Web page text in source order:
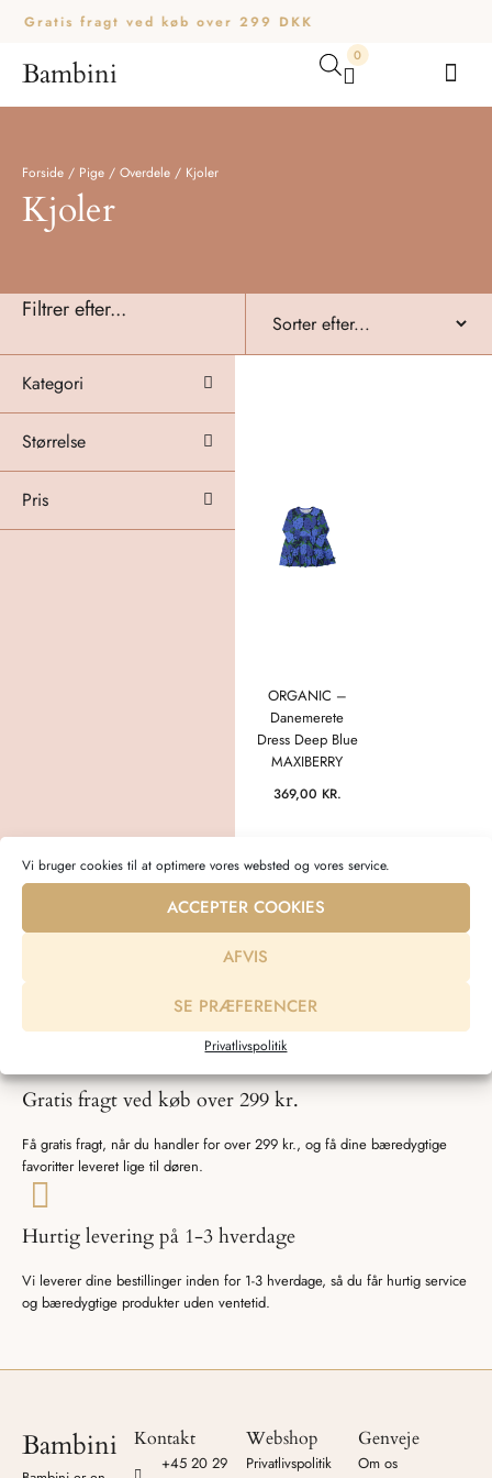
Vi bruger cookies til at optimere vores websted og vores service.
ACCEPTER COOKIES
AFVIS
SE PRÆFERENCER
Privatlivspolitik
Gratis fragt ved køb over 299 DKK
Bambini
0
Din kurv er tom.
0,00kr. inkl. moms
Forside / Pige / Overdele / Kjoler
Kjoler
Filtrer efter...
Kategori
Størrelse
Pris
ORGANIC –
Danemerete
Dress Deep Blue
MAXIBERRY
369,00 KR.
Bæredygtigt babytøj i topkvalitet
Bambini tilbyder miljøvenligt babytøj af højeste kvalitet, produceret med
respekt for både natur og mennesker.
Gratis fragt ved køb over 299 kr.
Få gratis fragt, når du handler for over 299 kr., og få dine bæredygtige
favoritter leveret lige til døren.
Hurtig levering på 1-3 hverdage
Vi leverer dine bestillinger inden for 1-3 hverdage, så du får hurtig service
og bæredygtige produkter uden ventetid.
Bambini Kontakt
+45 20 29
Webshop
Privatlivspolitik
Genveje
Om os